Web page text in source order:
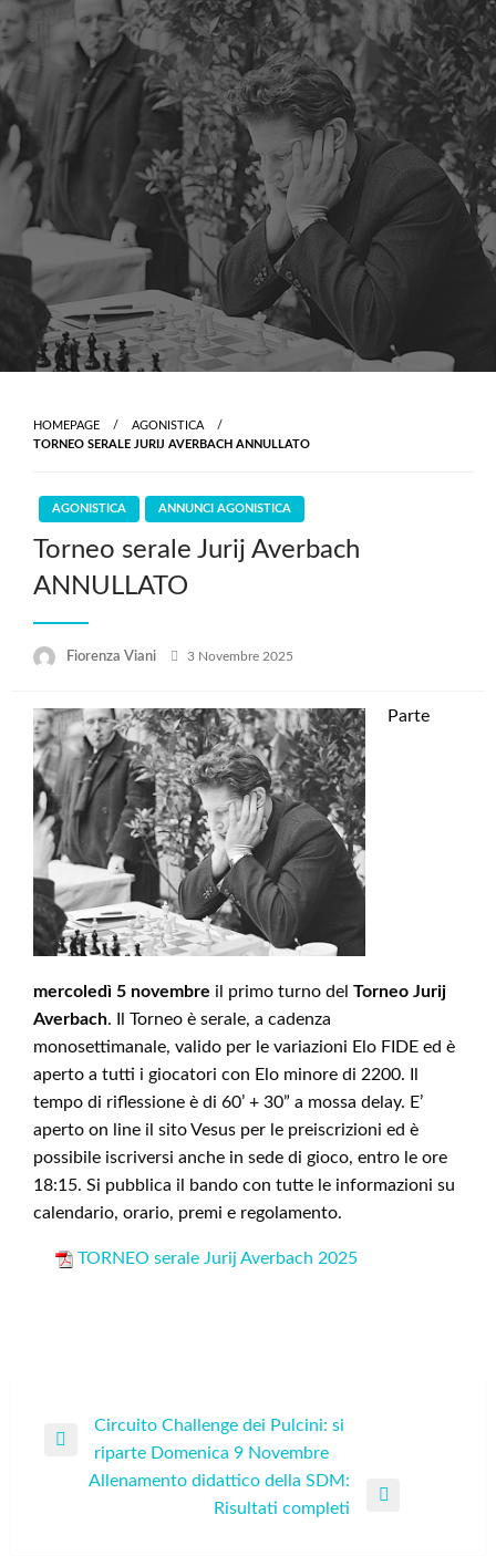
Skip
to
content
HOMEPAGE
AGONISTICA
TORNEO SERALE JURIJ AVERBACH ANNULLATO
AGONISTICA ANNUNCI AGONISTICA
Torneo serale Jurij Averbach
ANNULLATO
Fiorenza Viani
Posted
3 Novembre 2025
Parte
mercoledì 5 novembre il primo turno del Torneo Jurij
Averbach. Il Torneo è serale, a cadenza
monosettimanale, valido per le variazioni Elo FIDE ed è
aperto a tutti i giocatori con Elo minore di 2200. Il
tempo di riflessione è di 60’ + 30” a mossa delay. E’
aperto on line il sito Vesus per le preiscrizioni ed è
possibile iscriversi anche in sede di gioco, entro le ore
18:15. Si pubblica il bando con tutte le informazioni su
calendario, orario, premi e regolamento.
TORNEO serale Jurij Averbach 2025
Navigazione
articoli
Previous
Circuito Challenge dei Pulcini: si
riparte Domenica 9 Novembre
Allenamento didattico della SDM:
Risultati completi